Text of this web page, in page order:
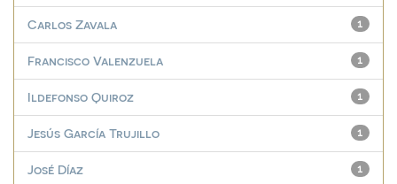
1
Carlos Zavala
1
Francisco Valenzuela
1
Ildefonso Quiroz
1
Jesús García Trujillo
1
José Díaz